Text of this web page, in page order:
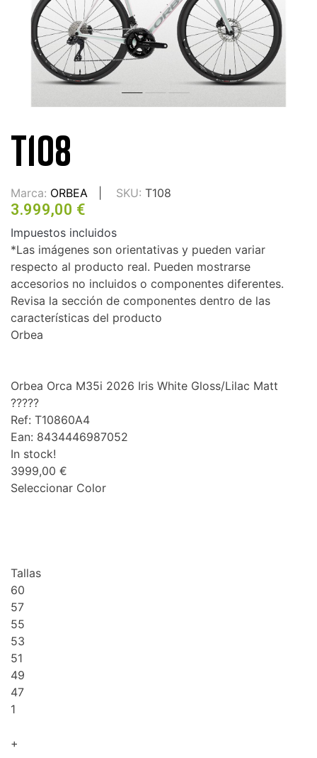
T108
Marca: ORBEA SKU: T108
3.999,00 €
Impuestos incluidos
*Las imágenes son orientativas y pueden variar
respecto al producto real. Pueden mostrarse
accesorios no incluidos o componentes diferentes.
Revisa la sección de componentes dentro de las
características del producto
Orbea
Orbea Orca M35i 2026 Iris White Gloss/Lilac Matt
?????
Ref: T10860A4
Ean: 8434446987052
In stock!
3999,00 €
Seleccionar Color
Tallas
60
57
55
53
51
49
47
1
+